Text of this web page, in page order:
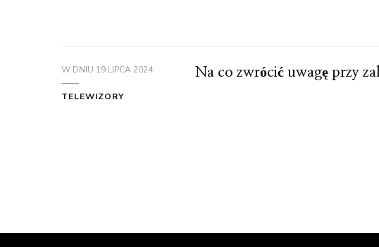
W DNIU 19 LIPCA 2024
TELEWIZORY
Na co zwrócić uwagę przy